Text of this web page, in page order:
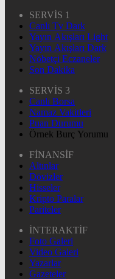
SERVİS 1
Canlı Tv Dark
Yayın Akışları Light
Yayın Akışları Dark
Nöbetçi Eczaneler
Son Dakika
SERVİS 3
Canlı Borsa
Namaz Vakitleri
Puan Durumu
Örnek Burç Yorumu
FİNANSİF
Altınlar
Dövizler
Hisseler
Kripto Paralar
Pariteler
İNTERAKTİF
Foto Galeri
Video Galeri
Yazarlar
Gazeteler